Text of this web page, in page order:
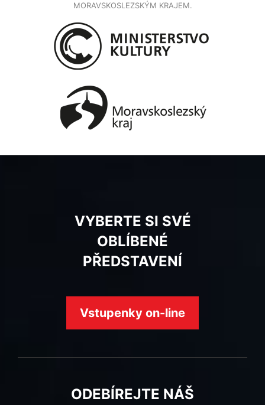
MORAVSKOSLEZSKÝM KRAJEM.
VYBERTE SI SVÉ
OBLÍBENÉ
PŘEDSTAVENÍ
Vstupenky on-line
ODEBÍREJTE NÁŠ